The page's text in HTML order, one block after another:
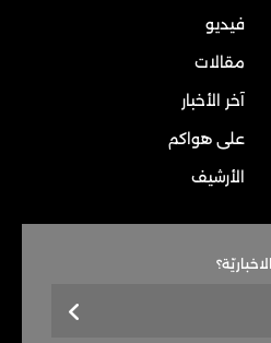
فيديو
مقالات
آخر الأخبار
على هواكم
الأرشيف